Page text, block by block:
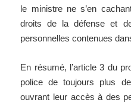
le ministre ne s’en
droits de la défense et
personnelles contenues
En résumé, l’article 3 du
police de toujours plus
ouvrant leur accès à des